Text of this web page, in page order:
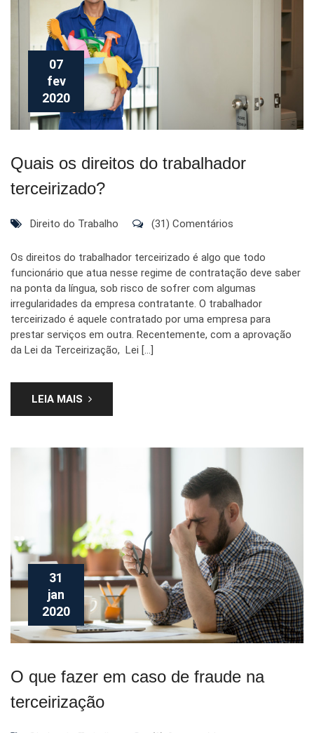
07
fev
2020
Quais os direitos do trabalhador
terceirizado?
Direito do Trabalho (31) Comentários
Os direitos do trabalhador terceirizado é algo que todo
funcionário que atua nesse regime de contratação deve saber
na ponta da língua, sob risco de sofrer com algumas
irregularidades da empresa contratante. O trabalhador
terceirizado é aquele contratado por uma empresa para
prestar serviços em outra. Recentemente, com a aprovação
da Lei da Terceirização, Lei […]
LEIA MAIS
31
jan
2020
O que fazer em caso de fraude na
terceirização